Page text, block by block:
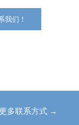
我们！
多联系方式 →